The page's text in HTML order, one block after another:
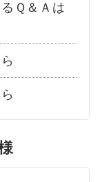
Ｑ＆Ａは